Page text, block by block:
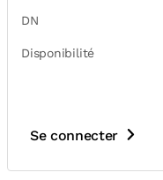
DN
Disponibilité
Se connecter